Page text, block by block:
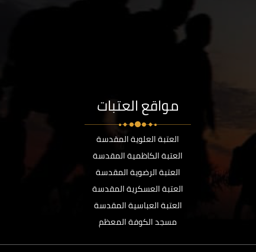
مواقع العتبات
العتبة العلوية المقدسة
العتبة الكاظمية المقدسة
العتبة الرضوية المقدسة
العتبة العسكرية المقدسة
العتبة العباسية المقدسة
مسجد الكوفة المعظم